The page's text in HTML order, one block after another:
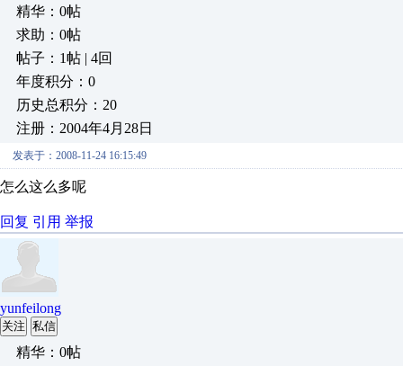
精华：0帖
求助：0帖
帖子：1帖 | 4回
年度积分：0
历史总积分：20
注册：2004年4月28日
发表于：2008-11-24 16:15:49
怎么这么多呢
回复 引用 举报
yunfeilong
关注 私信
精华：0帖